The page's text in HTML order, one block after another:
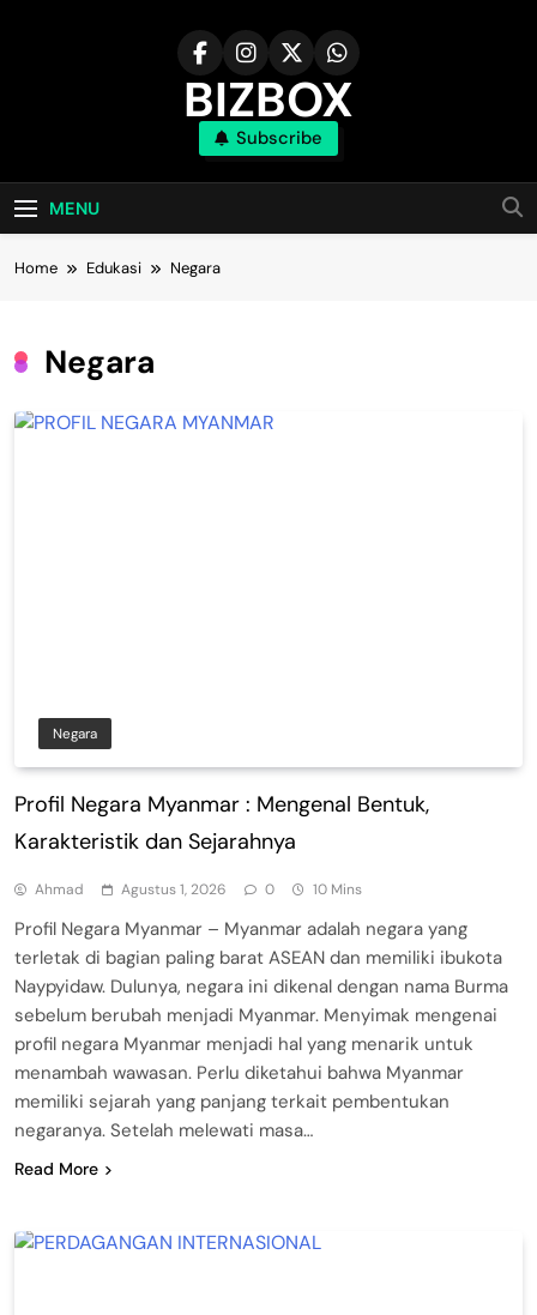
BIZBOX
Bizbox – Media Informasi Terkini
Subscribe
MENU
Home Edukasi Negara
Negara
Negara
Profil Negara Myanmar : Mengenal Bentuk,
Karakteristik dan Sejarahnya
Ahmad Agustus 1, 2026 0 10 Mins
Profil Negara Myanmar – Myanmar adalah negara yang
terletak di bagian paling barat ASEAN dan memiliki ibukota
Naypyidaw. Dulunya, negara ini dikenal dengan nama Burma
sebelum berubah menjadi Myanmar. Menyimak mengenai
profil negara Myanmar menjadi hal yang menarik untuk
menambah wawasan. Perlu diketahui bahwa Myanmar
memiliki sejarah yang panjang terkait pembentukan
negaranya. Setelah melewati masa…
Read More